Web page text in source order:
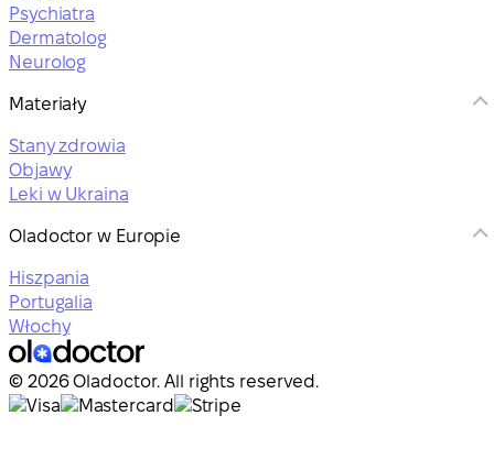
Psychiatra
Dermatolog
Neurolog
Materiały
Stany zdrowia
Objawy
Leki w Ukraina
Oladoctor w Europie
Hiszpania
Portugalia
Włochy
© 2026 Oladoctor. All rights reserved.